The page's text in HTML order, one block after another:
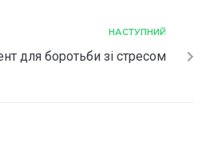
НАСТУПНИЙ
для боротьби зі стресом